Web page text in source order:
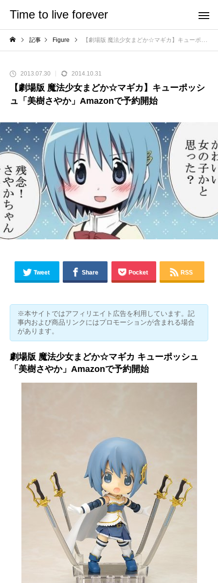
Time to live forever
記事 Figure 【劇場版 魔法少女まどか☆マギカ】キューポッシュ「美樹さやか」Amazonで予約開始
2013.07.30 2014.10.31
【劇場版 魔法少女まどか☆マギカ】キューポッシ
ュ「美樹さやか」Amazonで予約開始
Tweet Share Pocket RSS
※本サイトではアフィリエイト広告を利用しています。記
事内および商品リンクにはプロモーションが含まれる場合
があります。
劇場版 魔法少女まどか☆マギカ キューポッシュ
「美樹さやか」Amazonで予約開始